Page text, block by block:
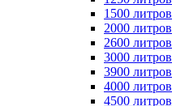
1500 литров
2000 литров
2600 литров
3000 литров
3900 литров
4000 литров
4500 литров